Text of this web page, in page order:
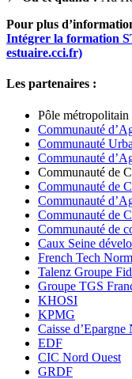
Pour plus
Intégrer la formation
estuaire.cci.fr)
Les partenaires :
Pôle métropolitain
Communauté
Communauté
Communauté
Communauté de
Communauté de
Communauté
Communauté de
Communauté de
Caux Seine
French Tech
Talenz Groupe
Groupe TGS
KHOSI
KPMG
Caisse d’Epargne
EDF
CIC Nord Ouest
GRDF